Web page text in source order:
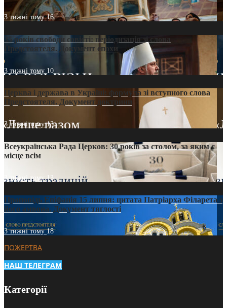
3 тижні тому16
35 років свободи совісті: періодизація зі слова
Предстоятеля. Документ епохи
3 тижні тому 10
Церква і держава в Україні: формула зі вступного слова
Предстоятеля. Документ доктрини
3 тижні тому13
Всеукраїнська Рада Церков: 30 років за столом, за яким є
місце всім
3 тижні тому13
Проповідь Епіфанія 15 липня: цитата Патріарха Філарета з
його амвона. Документ тяглості
3 тижні тому18
ПОЖЕРТВА
НАШ ТЕЛЕГРАМ
Категорії